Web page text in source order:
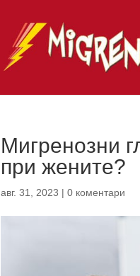
Мигренозни
при жените?
авг. 31, 2023 |0 коментари